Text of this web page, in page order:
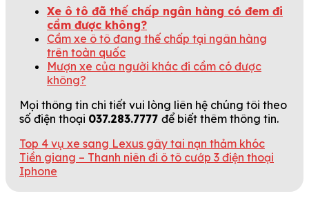
Xe ô tô đã thế chấp ngân hàng có đem đi
cầm được không?
Cầm xe ô tô đang thế chấp tại ngân hàng
trên toàn quốc
Mượn xe của người khác đi cầm có được
không?
Mọi thông tin chi tiết vui lòng liên hệ chúng tôi theo
số điện thoại 037.283.7777 để biết thêm thông tin.
Top 4 vụ xe sang Lexus gây tai nạn thảm khóc
Tiền giang – Thanh niên đi ô tô cướp 3 điện thoại
Iphone